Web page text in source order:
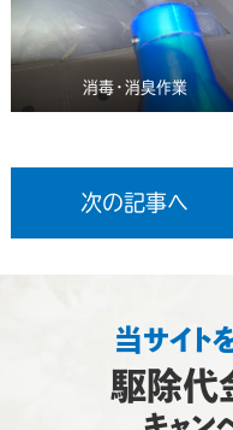
消毒・消臭作業
次の記事へ
当サイト
駆除代